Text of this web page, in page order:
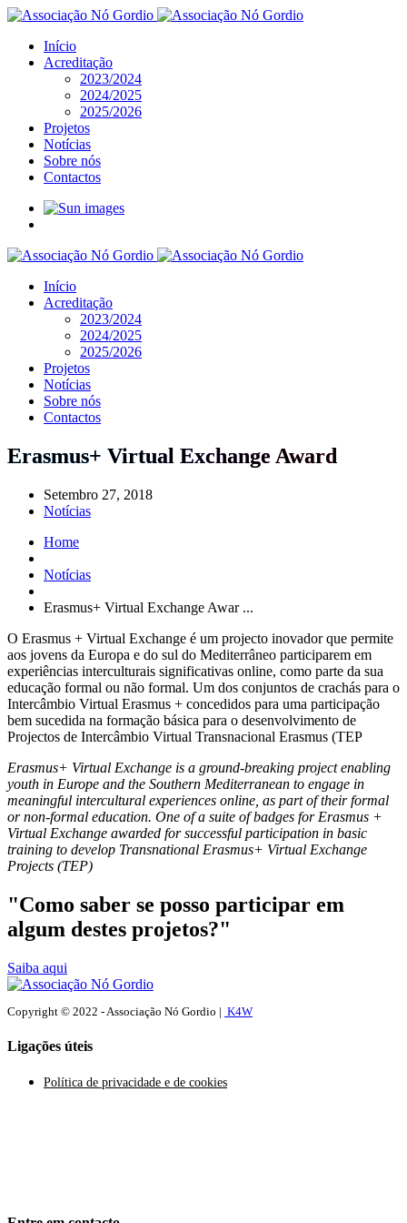
Início
Acreditação
2023/2024
2024/2025
2025/2026
Projetos
Notícias
Sobre nós
Contactos
Início
Acreditação
2023/2024
2024/2025
2025/2026
Projetos
Notícias
Sobre nós
Contactos
Erasmus+ Virtual Exchange Award
Setembro 27, 2018
Notícias
Home
Notícias
Erasmus+ Virtual Exchange Awar ...
O Erasmus + Virtual Exchange é um projecto inovador que permite
aos jovens da Europa e do sul do Mediterrâneo participarem em
experiências interculturais significativas online, como parte da sua
educação formal ou não formal. Um dos conjuntos de crachás para o
Intercâmbio Virtual Erasmus + concedidos para uma participação
bem sucedida na formação básica para o desenvolvimento de
Projectos de Intercâmbio Virtual Transnacional Erasmus (TEP
Erasmus+ Virtual Exchange is a ground-breaking project enabling
youth in Europe and the Southern Mediterranean to engage in
meaningful intercultural experiences online, as part of their formal
or non-formal education. One of a suite of badges for Erasmus +
Virtual Exchange awarded for successful participation in basic
training to develop Transnational Erasmus+ Virtual Exchange
Projects (TEP)
"Como saber se posso participar em
algum destes projetos?"
Saiba aqui
Copyright © 2022 - Associação Nó Gordio | K4W
Ligações úteis
Política de privacidade e de cookies